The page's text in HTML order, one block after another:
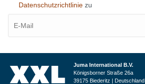
Datenschutzrichtlinie zu
Juma International B.V.
Königsborner Straße 26a
39175 Biederitz | Deutschland